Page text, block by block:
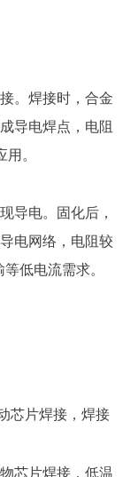
。焊接时，合金
导电焊点，电阻
。
导电。固化后，
电网络，电阻较
低电流需求。
芯片焊接，焊接
芯片焊接，低温